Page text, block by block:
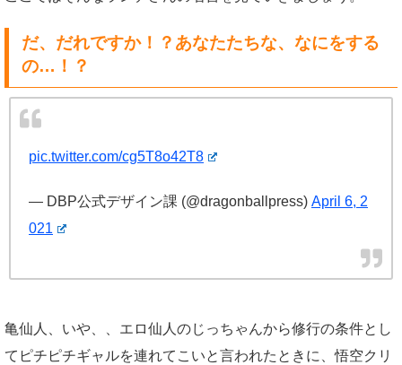
だ、だれですか！？あなたたちな、なにをする
の…！？
pic.twitter.com/cg5T8o42T8
— DBP公式デザイン課 (@dragonballpress) April 6, 2
021
亀仙人、いや、、エロ仙人のじっちゃんから修行の条件とし
てピチピチギャルを連れてこいと言われたときに、悟空クリ